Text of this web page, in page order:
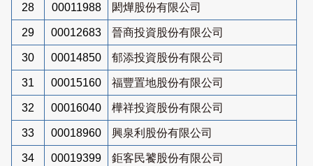
28 00011988 閎燁股份有限公司
29 00012683 晉商投資股份有限公司
30 00014850 郁添投資股份有限公司
31 00015160 福豐置地股份有限公司
32 00016040 樺祥投資股份有限公司
33 00018960 興泉利股份有限公司
34 00019399 鉅客民饕股份有限公司